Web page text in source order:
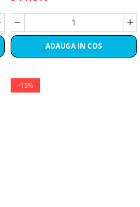
ADAUGA IN COS
-15%